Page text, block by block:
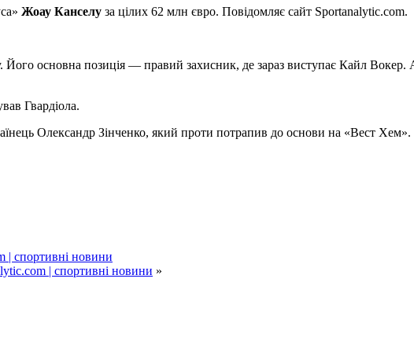
Жоау Канселу за цілих 62 млн євро. Повідомляє сайт Sportanalytic.com.
основна позиція — правий захисник, де зараз виступає Кайл Вокер.
Гвардіола.
Олександр Зінченко, який проти потрапив до основи на «Вест Хем».
| спортивні новини
| спортивні новини »